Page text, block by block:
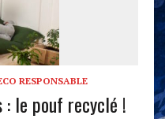
RESPONSABLE
: le pouf recyclé !